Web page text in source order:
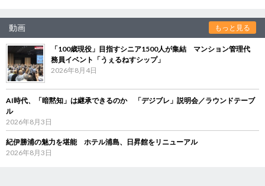
動画 もっと見る
「100歳現役」目指すシニア1500人が集結 マンション管理代
務員イベント「うぇるねすシップ」
2026年8月4日
AI時代、「暗黙知」は継承できるのか 「デジブレ」説明会／ラウンドテーブ
ル
2026年8月3日
紀伊勝浦の魅力を堪能 ホテル浦島、日昇館をリニューアル
2026年8月3日